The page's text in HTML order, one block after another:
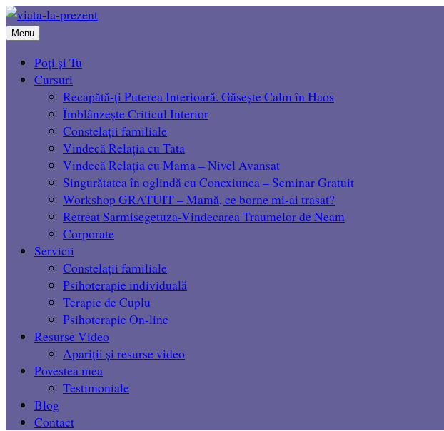
Menu
Poți și Tu
Cursuri
Recapătă-ți Puterea Interioară. Găsește Calm în Haos
Îmblânzește Criticul Interior
Constelații familiale
Vindecă Relația cu Tata
Vindecă Relația cu Mama – Nivel Avansat
Singurătatea în oglindă cu Conexiunea – Seminar Gratuit
Workshop GRATUIT – Mamă, ce borne mi-ai trasat?
Retreat Sarmisegetuza-Vindecarea Traumelor de Neam
Corporate
Servicii
Constelații familiale
Psihoterapie individuală
Terapie de Cuplu
Psihoterapie On-line
Resurse Video
Apariții și resurse video
Povestea mea
Testimoniale
Blog
Contact